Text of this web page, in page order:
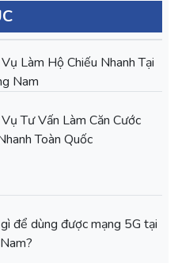
Làm Hộ Chiếu Nhanh Tại
Nam
Tư Vấn Làm Căn Cước
Toàn Quốc
để dùng được mạng 5G tại